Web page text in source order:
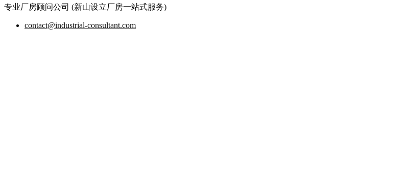
专业厂房顾问公司 (新山设立厂房一站式服务)
contact@industrial-consultant.com